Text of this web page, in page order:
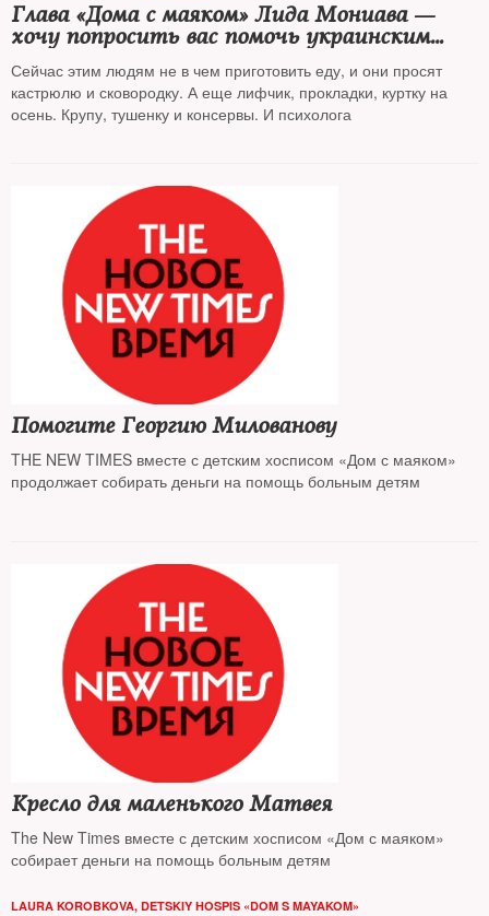
Глава «Дома с маяком» Лида Мониава —
хочу попросить вас помочь украинским
беженцам
Сейчас этим людям не в чем приготовить еду, и они просят
кастрюлю и сковородку. А еще лифчик, прокладки, куртку на
осень. Крупу, тушенку и консервы. И психолога
Помогите Георгию Милованову
THE NEW TIMES вместе с детским хосписом «Дом с маяком»
продолжает собирать деньги на помощь больным детям
Кресло для маленького Матвея
The New Times вместе с детским хосписом «Дом с маяком»
собирает деньги на помощь больным детям
LAURA KOROBKOVA, DETSKIY HOSPIS «DOM S MAYAKOM»